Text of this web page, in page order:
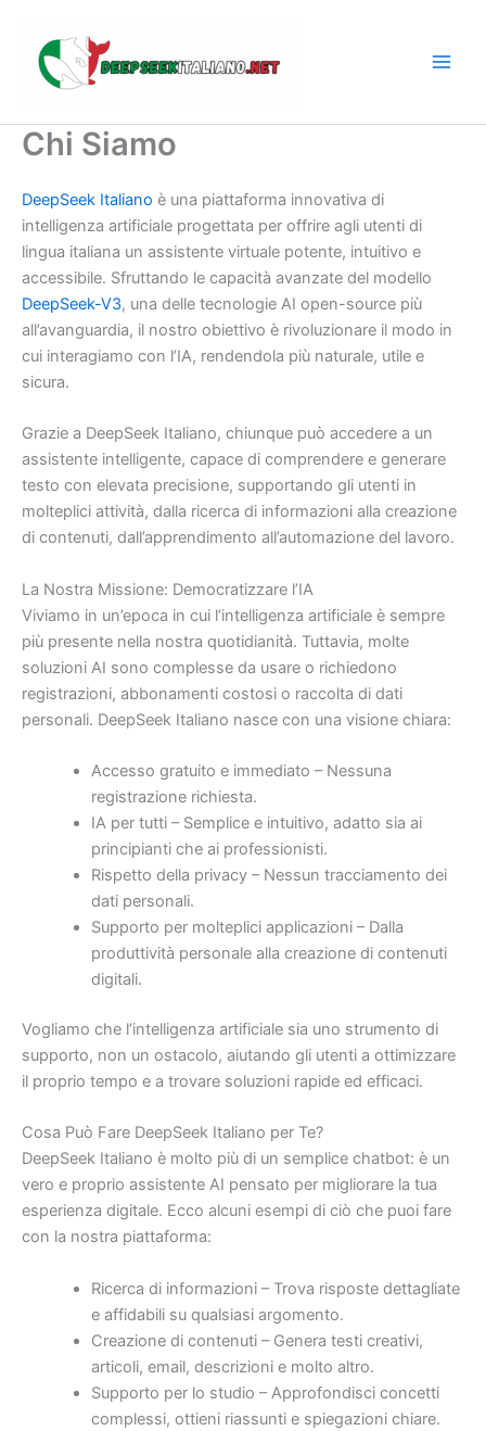
contenuto
Chi Siamo
DeepSeek Italiano è una piattaforma innovativa di
intelligenza artificiale progettata per offrire agli utenti di
lingua italiana un assistente virtuale potente, intuitivo e
accessibile. Sfruttando le capacità avanzate del modello
DeepSeek-V3, una delle tecnologie AI open-source più
all’avanguardia, il nostro obiettivo è rivoluzionare il modo in
cui interagiamo con l’IA, rendendola più naturale, utile e
sicura.
Grazie a DeepSeek Italiano, chiunque può accedere a un
assistente intelligente, capace di comprendere e generare
testo con elevata precisione, supportando gli utenti in
molteplici attività, dalla ricerca di informazioni alla creazione
di contenuti, dall’apprendimento all’automazione del lavoro.
La Nostra Missione: Democratizzare l’IA
Viviamo in un’epoca in cui l’intelligenza artificiale è sempre
più presente nella nostra quotidianità. Tuttavia, molte
soluzioni AI sono complesse da usare o richiedono
registrazioni, abbonamenti costosi o raccolta di dati
personali. DeepSeek Italiano nasce con una visione chiara:
Accesso gratuito e immediato – Nessuna
registrazione richiesta.
IA per tutti – Semplice e intuitivo, adatto sia ai
principianti che ai professionisti.
Rispetto della privacy – Nessun tracciamento dei
dati personali.
Supporto per molteplici applicazioni – Dalla
produttività personale alla creazione di contenuti
digitali.
Vogliamo che l’intelligenza artificiale sia uno strumento di
supporto, non un ostacolo, aiutando gli utenti a ottimizzare
il proprio tempo e a trovare soluzioni rapide ed efficaci.
Cosa Può Fare DeepSeek Italiano per Te?
DeepSeek Italiano è molto più di un semplice chatbot: è un
vero e proprio assistente AI pensato per migliorare la tua
esperienza digitale. Ecco alcuni esempi di ciò che puoi fare
con la nostra piattaforma:
Ricerca di informazioni – Trova risposte dettagliate
e affidabili su qualsiasi argomento.
Creazione di contenuti – Genera testi creativi,
articoli, email, descrizioni e molto altro.
Supporto per lo studio – Approfondisci concetti
complessi, ottieni riassunti e spiegazioni chiare.